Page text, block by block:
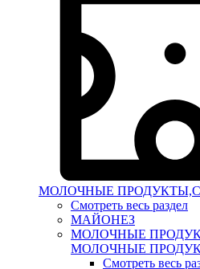
МОЛОЧНЫЕ
Смотреть весь раздел
МАЙОНЕЗ
МОЛОЧНЫЕ
МОЛОЧНЫЕ
Смотреть весь